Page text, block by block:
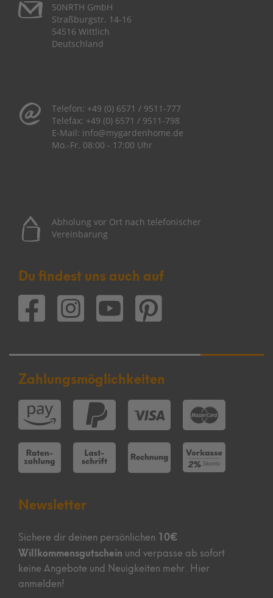
50NRTH GmbH
Straßburgstr. 14-16
54516 Wittlich
Deutschland
Telefon: +49 (0) 6571 / 9511-777
Telefax: +49 (0) 6571 / 9511-798
E-Mail: info@mygardenhome.de
Mo.-Fr. 08:00 - 17:00 Uhr
Abholung vor Ort nach telefonischer
Vereinbarung
Du findest uns auch auf
Zahlungsmöglichkeiten
Newsletter
Sichere dir deinen persönlichen 10€
Willkommensgutschein und verpasse ab sofort
keine Angebote und Neuigkeiten mehr. Hier
anmelden!